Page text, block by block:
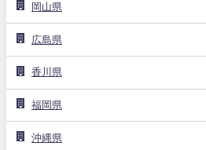
岡山県
広島県
香川県
福岡県
沖縄県